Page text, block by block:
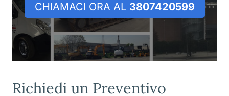
CHIAMACI ORA AL 3807420599
Richiedi un Preventivo